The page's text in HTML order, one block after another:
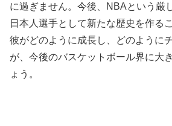
に過ぎません。今後、NBAという厳
日本人選手として新たな歴史を作る
彼がどのように成長し、どのように
が、今後のバスケットボール界に大
ょう。